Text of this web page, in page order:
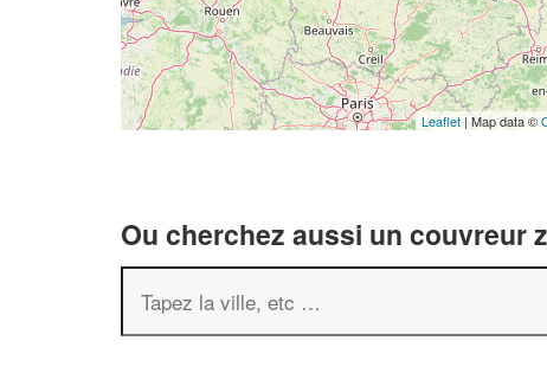
Leaflet | Map data ©
Ou cherchez aussi un